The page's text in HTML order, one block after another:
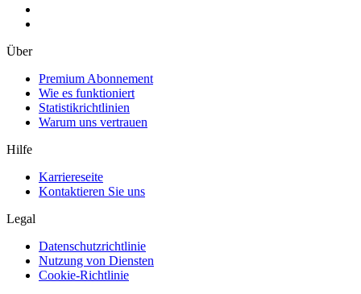
Über
Premium Abonnement
Wie es funktioniert
Statistikrichtlinien
Warum uns vertrauen
Hilfe
Karriereseite
Kontaktieren Sie uns
Legal
Datenschutzrichtlinie
Nutzung von Diensten
Cookie-Richtlinie